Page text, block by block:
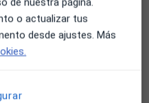
o actualizar tus
desde ajustes. Más